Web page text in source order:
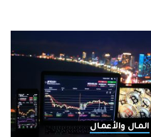
المال والأعمال